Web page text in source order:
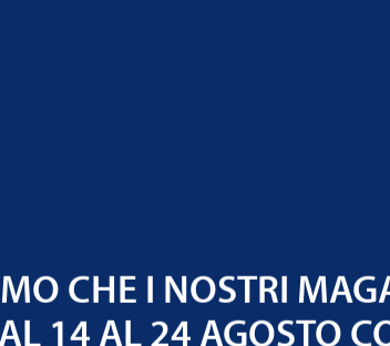
CHE I NOSTRI
14 AL 24 AGOSTO
3
su